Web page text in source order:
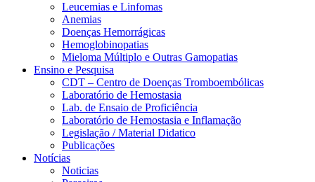
Leucemias e Linfomas
Anemias
Doenças Hemorrágicas
Hemoglobinopatias
Mieloma Múltiplo e Outras Gamopatias
Ensino e Pesquisa
CDT – Centro de Doenças Tromboembólicas
Laboratório de Hemostasia
Lab. de Ensaio de Proficiência
Laboratório de Hemostasia e Inflamação
Legislação / Material Didatico
Publicações
Notícias
Noticias